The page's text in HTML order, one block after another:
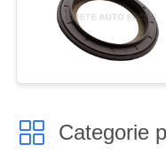
Categorie